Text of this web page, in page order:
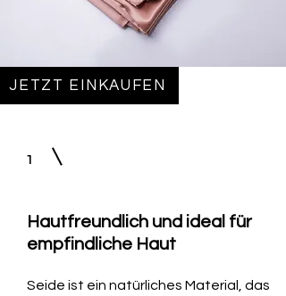
JETZT EINKAUFEN
1
Hautfreundlich und ideal für
empfindliche Haut
Seide ist ein natürliches Material, das